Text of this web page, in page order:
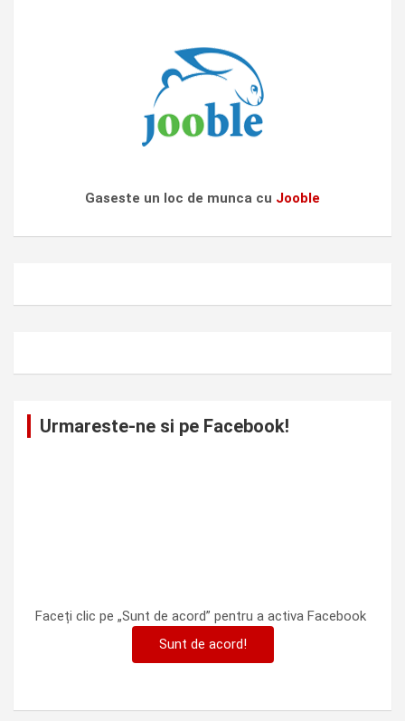
Gaseste un loc de munca cu Jooble
Urmareste-ne si pe Facebook!
Faceți clic pe „Sunt de acord” pentru a activa Facebook
Sunt de acord!